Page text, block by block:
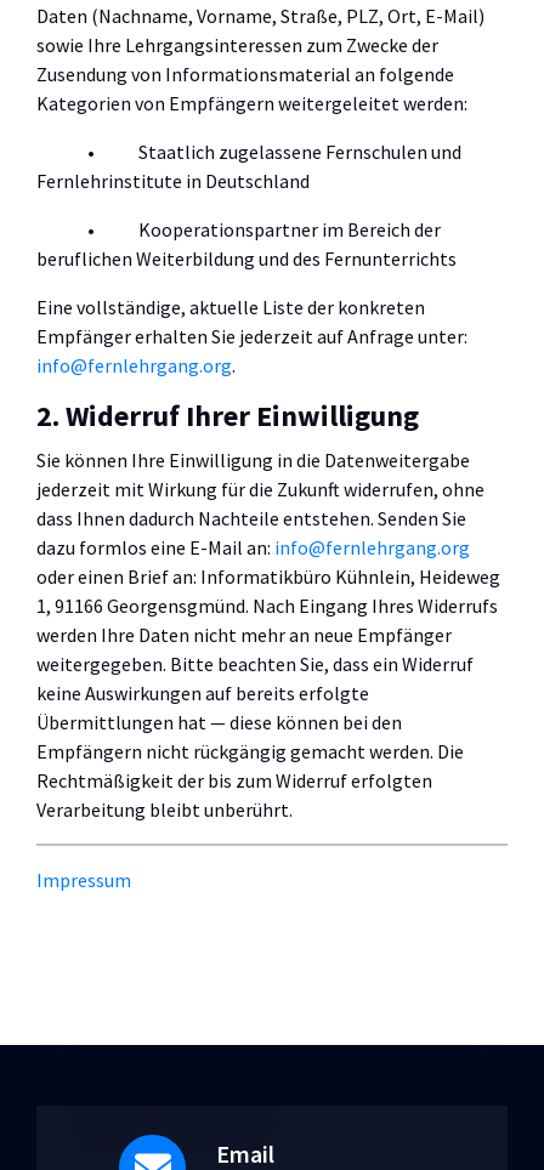
Daten (Nachname, Vorname, Straße, PLZ, Ort, E-Mail)
sowie Ihre Lehrgangsinteressen zum Zwecke der
Zusendung von Informationsmaterial an folgende
Kategorien von Empfängern weitergeleitet werden:
• Staatlich zugelassene Fernschulen und
Fernlehrinstitute in Deutschland
• Kooperationspartner im Bereich der
beruflichen Weiterbildung und des Fernunterrichts
Eine vollständige, aktuelle Liste der konkreten
Empfänger erhalten Sie jederzeit auf Anfrage unter:
info@fernlehrgang.org.
2. Widerruf Ihrer Einwilligung
Sie können Ihre Einwilligung in die Datenweitergabe
jederzeit mit Wirkung für die Zukunft widerrufen, ohne
dass Ihnen dadurch Nachteile entstehen. Senden Sie
dazu formlos eine E-Mail an: info@fernlehrgang.org
oder einen Brief an: Informatikbüro Kühnlein, Heideweg
1, 91166 Georgensgmünd. Nach Eingang Ihres Widerrufs
werden Ihre Daten nicht mehr an neue Empfänger
weitergegeben. Bitte beachten Sie, dass ein Widerruf
keine Auswirkungen auf bereits erfolgte
Übermittlungen hat — diese können bei den
Empfängern nicht rückgängig gemacht werden. Die
Rechtmäßigkeit der bis zum Widerruf erfolgten
Verarbeitung bleibt unberührt.
Impressum
Email